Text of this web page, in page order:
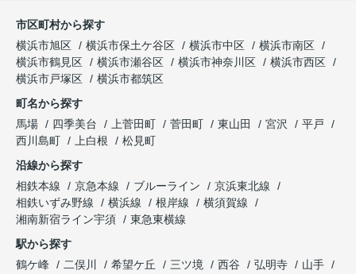
市区町村から探す
横浜市旭区
横浜市保土ケ谷区 横浜市中区
横浜市南区
横浜市鶴見区
横浜市瀬谷区 横浜市神奈川区
横浜市西区
横浜市戸塚区
横浜市都筑区
町名から探す
馬場
四季美台 上菅田町 菅田町 東山田 宮沢
平戸
西川島町
上白根
松見町
沿線から探す
相鉄本線
京急本線 ブルーライン
京浜東北線
相鉄いずみ野線
横浜線 根岸線
横須賀線
湘南新宿ライン宇須
東急東横線
駅から探す
鶴ケ峰
二俣川 希望ケ丘 三ツ境 西谷 弘明寺
山手